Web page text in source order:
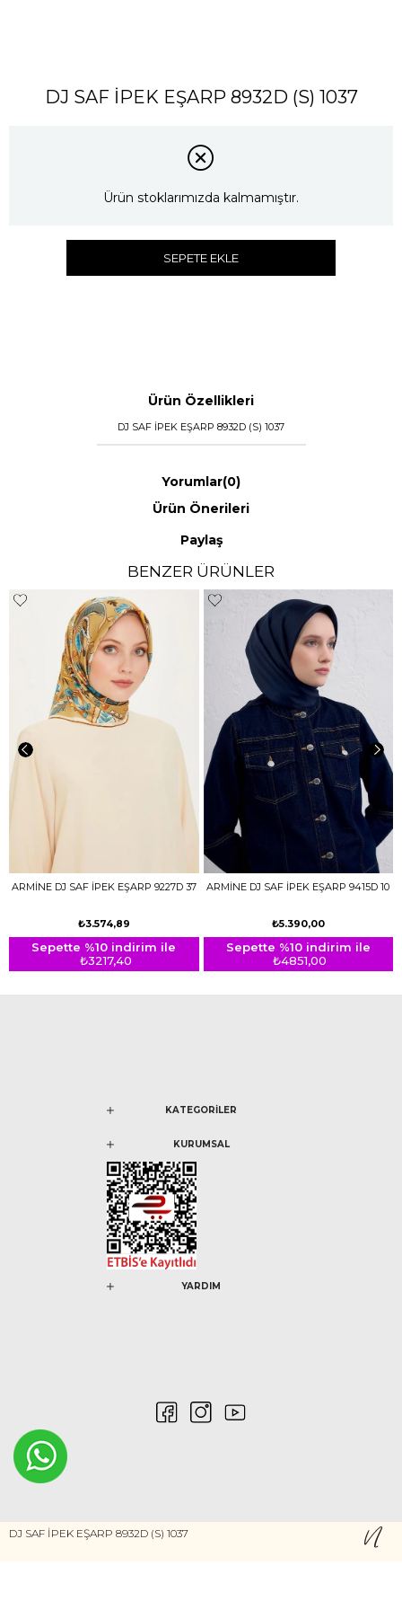
DJ SAF İPEK EŞARP 8932D (S) 1037
Ürün stoklarımızda kalmamıştır.
SEPETE EKLE
Ürün Özellikleri
DJ SAF İPEK EŞARP 8932D (S) 1037
Yorumlar(0)
Ürün Önerileri
Paylaş
BENZER ÜRÜNLER
ARMİNE DJ SAF İPEK EŞARP 9227D 37
₺3.574,89
Sepette %10 indirim ile
₺3217,40
ARMİNE DJ SAF İPEK EŞARP 9415D 10
₺5.390,00
Sepette %10 indirim ile
₺4851,00
KATEGORİLER
KURUMSAL
YARDIM
DJ SAF İPEK EŞARP 8932D (S) 1037